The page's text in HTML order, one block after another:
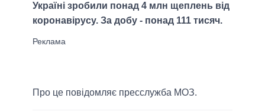
Україні зробили понад 4 млн щеплень від
коронавірусу. За добу - понад 111 тисяч.
Про це повідомляє пресслужба МОЗ.